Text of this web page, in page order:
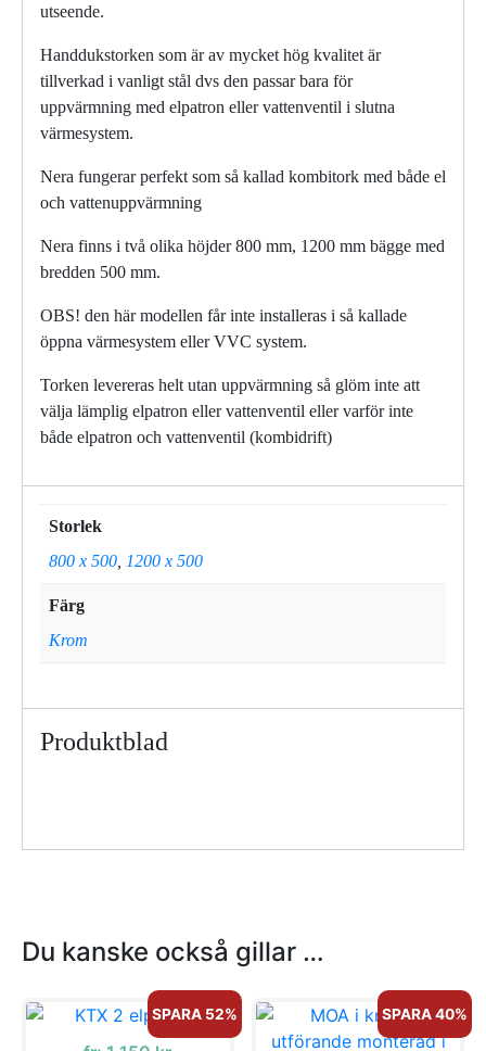
utseende.
Handdukstorken som är av mycket hög kvalitet är
tillverkad i vanligt stål dvs den passar bara för
uppvärmning med elpatron eller vattenventil i slutna
värmesystem.
Nera fungerar perfekt som så kallad kombitork med både el
och vattenuppvärmning
Nera finns i två olika höjder 800 mm, 1200 mm bägge med
bredden 500 mm.
OBS! den här modellen får inte installeras i så kallade
öppna värmesystem eller VVC system.
Torken levereras helt utan uppvärmning så glöm inte att
välja lämplig elpatron eller vattenventil eller varför inte
både elpatron och vattenventil (kombidrift)
Storlek
800 x 500 1200 x 500
Färg
Krom
Produktblad
Du kanske också gillar …
SPARA 52% SPARA 40%